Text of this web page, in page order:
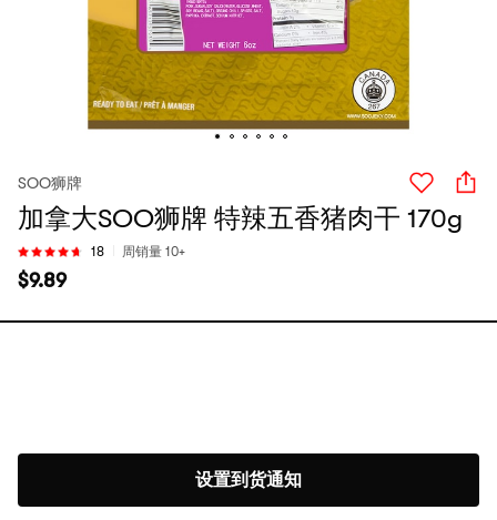
SOO狮牌
加拿大SOO狮牌 特辣五香猪肉干 170g
18 周销量 10+
$9.89
设置到货通知